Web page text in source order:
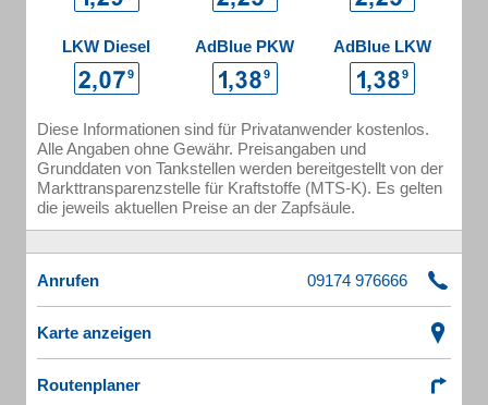
LKW Diesel AdBlue PKW AdBlue LKW
Diese Informationen sind für Privatanwender kostenlos.
Alle Angaben ohne Gewähr. Preisangaben und
Grunddaten von Tankstellen werden bereitgestellt von der
Markttransparenzstelle für Kraftstoffe (MTS-K). Es gelten
die jeweils aktuellen Preise an der Zapfsäule.
Anrufen
Karte anzeigen
Routenplaner